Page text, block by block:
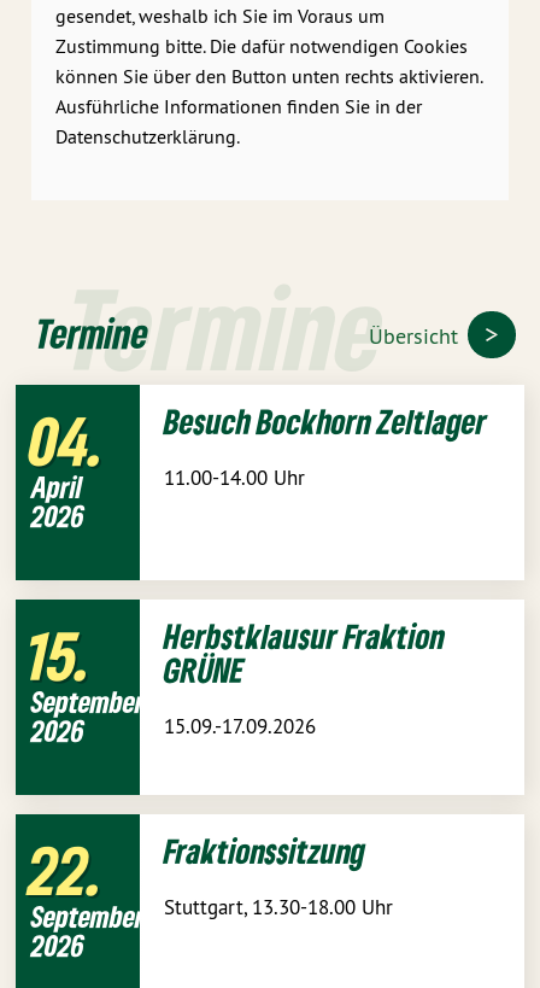
gesendet, weshalb ich Sie im Voraus um
Zustimmung bitte. Die dafür notwendigen Cookies
können Sie über den Button unten rechts aktivieren.
Ausführliche Informationen finden Sie in der
Datenschutzerklärung.
Termine
TermineÜbersicht
04
April
2026
Besuch Bockhorn Zeltlager
11.00-14.00 Uhr
15
September
2026
Herbstklausur Fraktion
GRÜNE
15.09.-17.09.2026
22
September
2026
Fraktionssitzung
Stuttgart, 13.30-18.00 Uhr